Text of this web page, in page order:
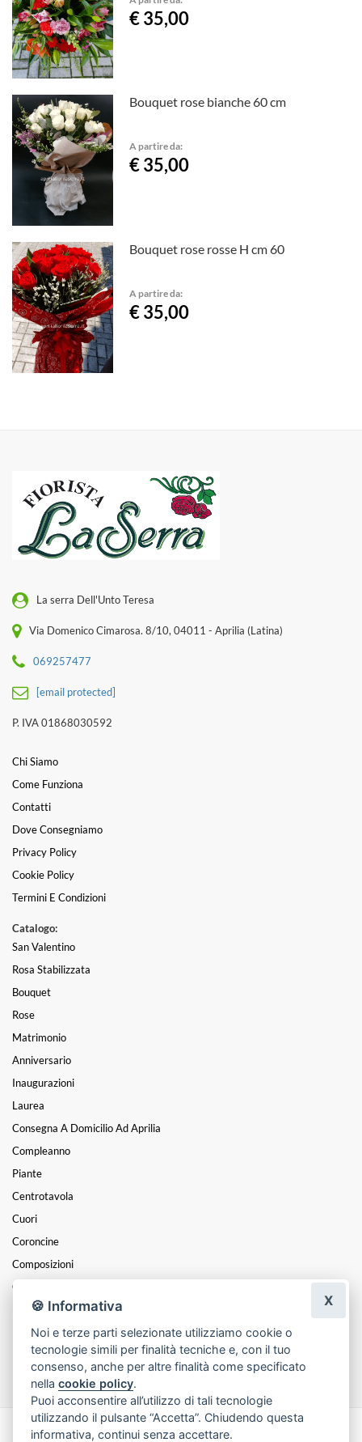
€ 35,00
Bouquet rose bianche 60 cm
A partire da:
€ 35,00
Bouquet rose rosse H cm 60
A partire da:
€ 35,00
La serra Dell'Unto Teresa
Via Domenico Cimarosa. 8/10, 04011 - Aprilia (Latina)
069257477
[email protected]
P. IVA 01868030592
Chi Siamo
Come Funziona
Contatti
Dove Consegniamo
Privacy Policy
Cookie Policy
Termini E Condizioni
Catalogo:
San Valentino
Rosa Stabilizzata
Bouquet
Rose
Matrimonio
Anniversario
Inaugurazioni
Laurea
Consegna A Domicilio Ad Aprilia
Compleanno
Piante
Centrotavola
Cuori
Coroncine
Composizioni
Cesti
Mazzi
Funebre
Festa Della Mamma
🍪 Informativa
Noi e terze parti selezionate utilizziamo cookie o
tecnologie simili per finalità tecniche e, con il tuo
consenso, anche per altre finalità come specificato
nellacookie policy.
Puoi acconsentire all’utilizzo di tali tecnologie
utilizzando il pulsante “Accetta”. Chiudendo questa
informativa, continui senza accettare.
X